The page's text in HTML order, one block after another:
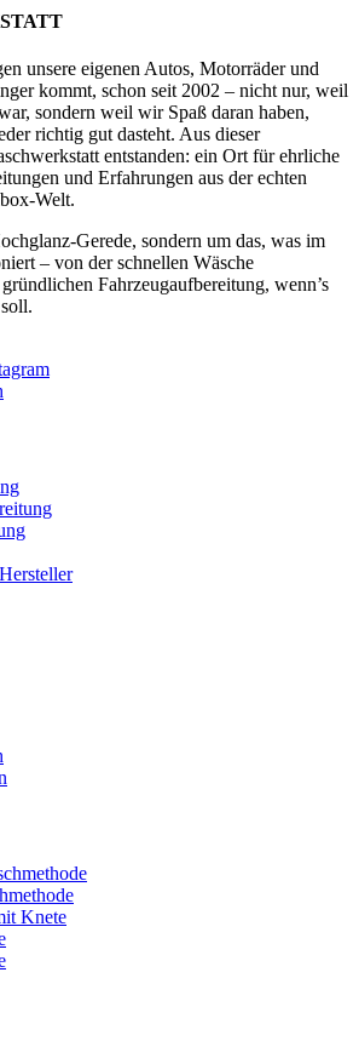
unsere eigenen Autos, Motorräder und
kommt, schon seit 2002 – nicht nur, weil
sondern weil wir Spaß daran haben,
richtig gut dasteht. Aus dieser
entstanden: ein Ort für ehrliche
und Erfahrungen aus der echten
Welt.
Gerede, sondern um das, was im
– von der schnellen Wäsche
Fahrzeugaufbereitung, wenn’s
Knete